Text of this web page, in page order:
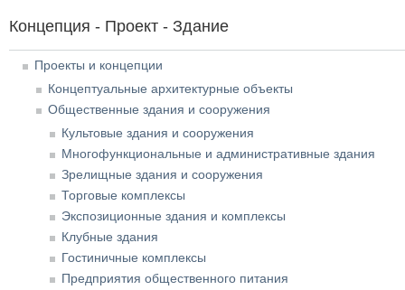
Концепция - Проект - Здание
Проекты и концепции
Концептуальные архитектурные объекты
Общественные здания и сооружения
Культовые здания и сооружения
Многофункциональные и административные здания
Зрелищные здания и сооружения
Торговые комплексы
Экспозиционные здания и комплексы
Клубные здания
Гостиничные комплексы
Предприятия общественного питания